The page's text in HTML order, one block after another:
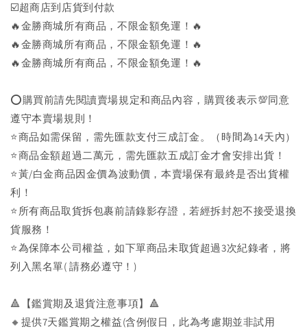
☑️超商店到店貨到付款
🔥金勝商城所有商品，不限金額免運！🔥
🔥金勝商城所有商品，不限金額免運！🔥
🔥金勝商城所有商品，不限金額免運！🔥
⭕購買前請先閱讀賣場規定和商品內容，購買後表示💯同意
遵守本賣場規則！
⭐商品如需保留，需先匯款支付三成訂金。（時間為14天內）
⭐商品金額超過二萬元，需先匯款五成訂金才會安排出貨！
⭐黃/白金商品因金價為波動價，本賣場保有最終是否出貨權
利！
⭐️所有商品取貨拆包裹前請錄影存證，若經拆封恕不接受退換
貨服務！
⭐為保障本公司權益，如下單商品未取貨超過3次紀錄者，將
列入黑名單( 請務必遵守！)
🔺【鑑賞期及退貨注意事項】🔺
🔸提供7天鑑賞期之權益(含例假日，此為考慮期並非試用